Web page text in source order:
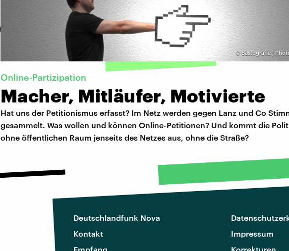
©Bastografie |
Online-Partizipation
Macher, Mitläufer, Motivierte
Hat uns der Petitionismus erfasst? Im Netz werden gegen Lanz und Co
gesammelt. Was wollen und können Online-Petitionen? Und kommt die
ohne öffentlichen Raum jenseits des Netzes aus, ohne die Straße?
Deutschlandfunk Nova
Kontakt
Impressum